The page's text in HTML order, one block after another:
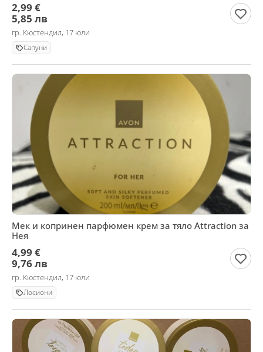
2,99 €
5,85 лв
гр. Кюстендил, 17 юли
Сапуни
Мек и копринен парфюмен крем за тяло Attraction за
Нея
4,99 €
9,76 лв
гр. Кюстендил, 17 юли
Лосиони